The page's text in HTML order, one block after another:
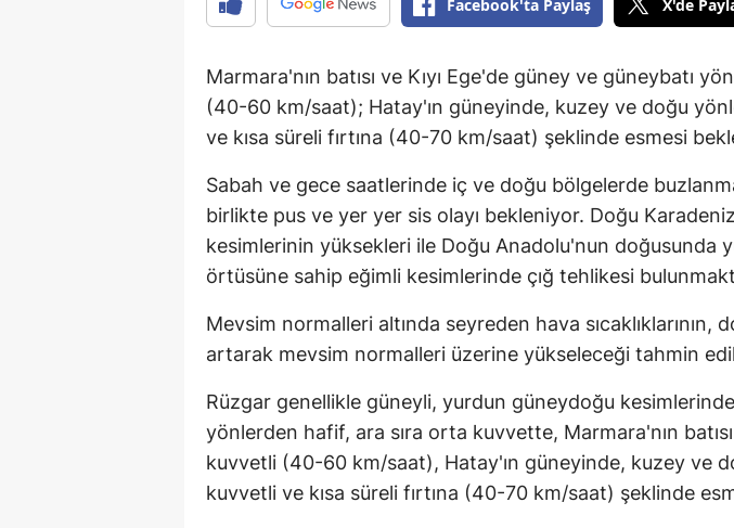
Facebook'ta Paylaş X'de
Marmara'nın batısı ve Kıyı Ege'de güney ve güneybatı
(40-60 km/saat); Hatay'ın güneyinde, kuzey ve doğu
ve kısa süreli fırtına (40-70 km/saat) şeklinde esmesi
Sabah ve gece saatlerinde iç ve doğu bölgelerde
birlikte pus ve yer yer sis olayı bekleniyor. Doğu
kesimlerinin yüksekleri ile Doğu Anadolu'nun doğusunda
örtüsüne sahip eğimli kesimlerinde çığ tehlikesi
Mevsim normalleri altında seyreden hava sıcaklıklarının,
artarak mevsim normalleri üzerine yükseleceği tahmin
Rüzgar genellikle güneyli, yurdun güneydoğu
yönlerden hafif, ara sıra orta kuvvette, Marmara'nın batısı
kuvvetli (40-60 km/saat), Hatay'ın güneyinde, kuzey ve
kuvvetli ve kısa süreli fırtına (40-70 km/saat) şeklinde